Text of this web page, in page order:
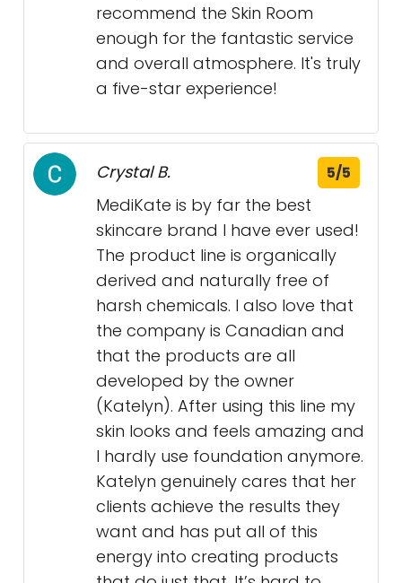
recommend the Skin Room
enough for the fantastic service
and overall atmosphere. It's truly
a five-star experience!
Crystal B. 5/5
MediKate is by far the best
skincare brand I have ever used!
The product line is organically
derived and naturally free of
harsh chemicals. I also love that
the company is Canadian and
that the products are all
developed by the owner
(Katelyn). After using this line my
skin looks and feels amazing and
I hardly use foundation anymore.
Katelyn genuinely cares that her
clients achieve the results they
want and has put all of this
energy into creating products